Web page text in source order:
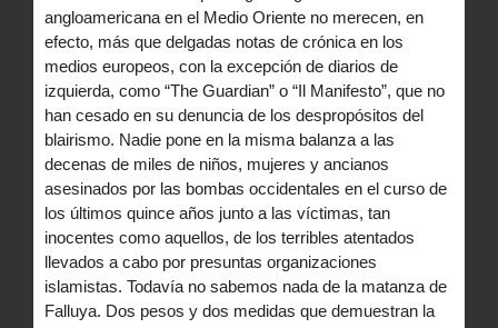
angloamericana en el Medio Oriente no merecen, en
efecto, más que delgadas notas de crónica en los
medios europeos, con la excepción de diarios de
izquierda, como “The Guardian” o “Il Manifesto”, que no
han cesado en su denuncia de los despropósitos del
blairismo. Nadie pone en la misma balanza a las
decenas de miles de niños, mujeres y ancianos
asesinados por las bombas occidentales en el curso de
los últimos quince años junto a las víctimas, tan
inocentes como aquellos, de los terribles atentados
llevados a cabo por presuntas organizaciones
islamistas. Todavía no sabemos nada de la matanza de
Falluya. Dos pesos y dos medidas que demuestran la